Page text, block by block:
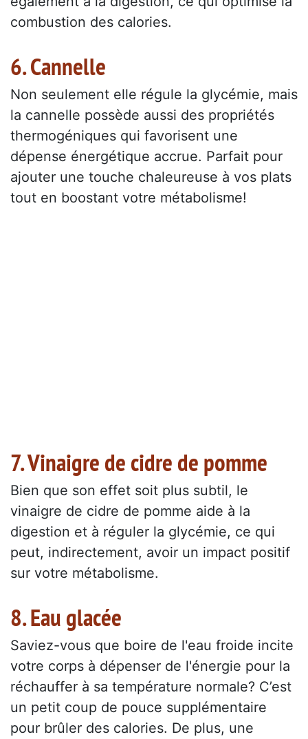
combustion des calories.
6. Cannelle
Non seulement elle régule la glycémie, mais
la cannelle possède aussi des propriétés
thermogéniques qui favorisent une
dépense énergétique accrue. Parfait pour
ajouter une touche chaleureuse à vos plats
tout en boostant votre métabolisme!
7. Vinaigre de cidre de pomme
Bien que son effet soit plus subtil, le
vinaigre de cidre de pomme aide à la
digestion et à réguler la glycémie, ce qui
peut, indirectement, avoir un impact positif
sur votre métabolisme.
8. Eau glacée
Saviez-vous que boire de l'eau froide incite
votre corps à dépenser de l'énergie pour la
réchauffer à sa température normale? C’est
un petit coup de pouce supplémentaire
pour brûler des calories. De plus, une